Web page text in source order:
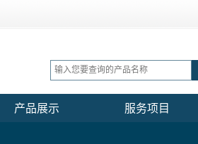
产品展示 服务项目